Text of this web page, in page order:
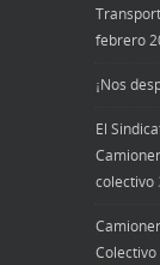
febrero
¡Nos
El
colectivo